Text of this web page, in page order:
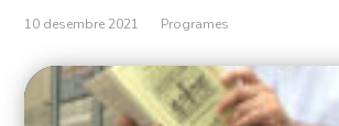
10 desembre 2021 Programes